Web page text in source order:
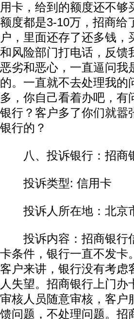
用卡，给到的额度还不
额度都是3-10万，招商给
户，里面还存了还多钱
和风险部门打电话，反馈
恶劣和恶心，一直逼问我
的。一直就不去处理我的
多，你自己看着办吧，有
银行？客户多了你们就嚣
银行的？
八、投诉银行：招商
投诉类型: 信用卡
投诉人所在地：北京
投诉内容：招商银行
卡条件，银行一直不发卡
客户来讲，银行没有考虑
人失望。招商银行上门
审核人员随意审核，客户
馈问题，不处理问题。招